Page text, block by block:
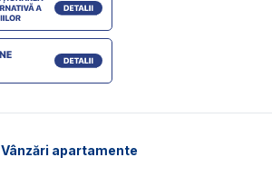
Vânzări apartamente